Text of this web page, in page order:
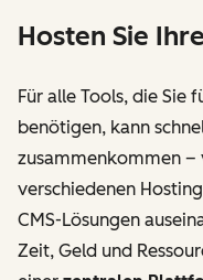
Hosten Sie
Für alle Tools, die Sie
benötigen, kann
zusammenkommen –
verschiedenen
CMS-Lösungen
Zeit, Geld und